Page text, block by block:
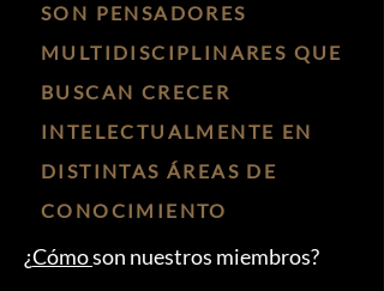
SON PENSADORES
MULTIDISCIPLINARES QUE
BUSCAN CRECER
INTELECTUALMENTE EN
DISTINTAS ÁREAS DE
CONOCIMIENTO
¿Cómoson nuestros miembros?